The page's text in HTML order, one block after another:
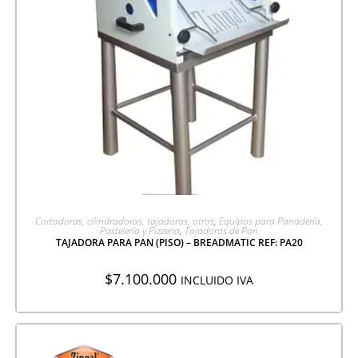
AGREGAR A COTIZACIÓN
Cortadoras, cilindradoras, tajadoras, otros, Equipos para Panadería,
Pastelería y Pizzeria, Tajadoras de Pan
TAJADORA PARA PAN (PISO) – BREADMATIC REF: PA20
$7.100.000 INCLUIDO IVA